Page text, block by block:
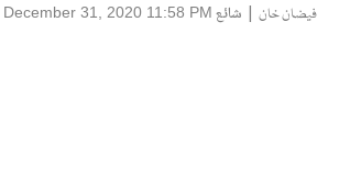
فیضان خان | شائع December 31, 2020 11:58 PM